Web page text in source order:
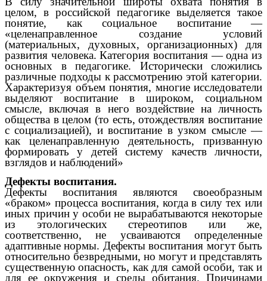
целом, в российской педагогике выделяется такое
понятие, как социальное воспитание —
«целенаправленное создание условий
(материальных, духовных, организационных) для
развития человека. Категория воспитания — одна из
основных в педагогике. Исторически сложились
различные подходы к рассмотрению этой категории.
Характеризуя объем понятия, многие исследователи
выделяют воспитание в широком, социальном
смысле, включая в него воздействие на личность
общества в целом (то есть, отождествляя воспитание
с социализацией), и воспитание в узком смысле —
как целенаправленную деятельность, призванную
формировать у детей систему качеств личности,
взглядов и наблюдений»
Дефекты воспитания.
Дефекты воспитания являются своеобразным
«браком» процесса воспитания, когда в силу тех или
иных причин у особи не вырабатываются некоторые
из этологических стереотипов или же,
соответственно, не усваиваются определенные
адаптивные нормы. Дефекты воспитания могут быть
относительно безвредными, но могут и представлять
существенную опасность, как для самой особи, так и
для ее окружения и среды обитания. Причинами